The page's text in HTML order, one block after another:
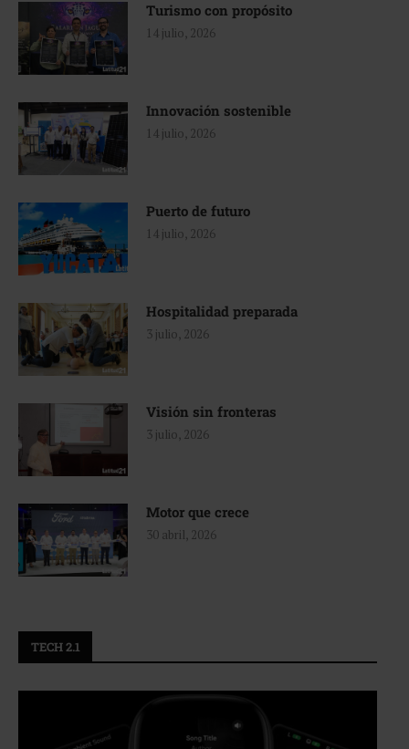
Turismo con propósito
14 julio, 2026
Innovación sostenible
14 julio, 2026
Puerto de futuro
14 julio, 2026
Hospitalidad preparada
3 julio, 2026
Visión sin fronteras
3 julio, 2026
Motor que crece
30 abril, 2026
TECH 2.1